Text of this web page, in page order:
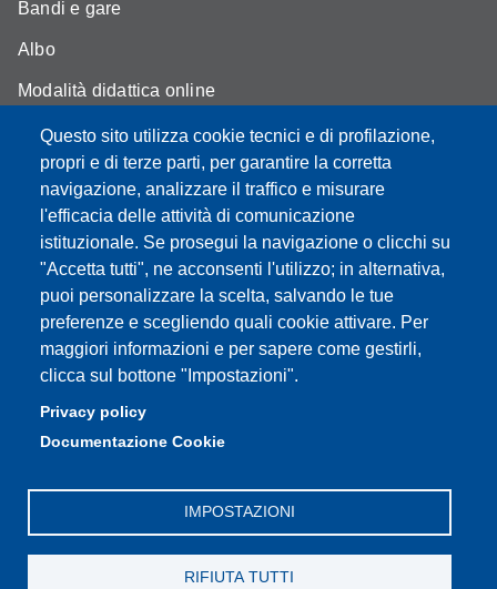
Questo sito utilizza cookie tecnici e di profilazione,
propri e di terze parti, per garantire la corretta
navigazione, analizzare il traffico e misurare
l'efficacia delle attività di comunicazione
istituzionale. Se prosegui la navigazione o clicchi su
"Accetta tutti", ne acconsenti l'utilizzo; in alternativa,
puoi personalizzare la scelta, salvando le tue
preferenze e scegliendo quali cookie attivare. Per
maggiori informazioni e per sapere come gestirli,
clicca sul bottone "Impostazioni".
Privacy policy
Documentazione Cookie
IMPOSTAZIONI
RIFIUTA TUTTI
Bandi e gare
Albo
Modalità didattica online
Segreteria studenti
Assicurazione qualità
Partita IVA: 00427620364
Dipartimento di Educazione e Scienze Umane
Sede: Viale Timavo 93 - 42121 Reggio nell'Emilia
Area Didattica: didattica.desu@unimore.it
Segreteria: segreteria.educazione@unimore.it
Telefono: 0522/523611 (portineria)